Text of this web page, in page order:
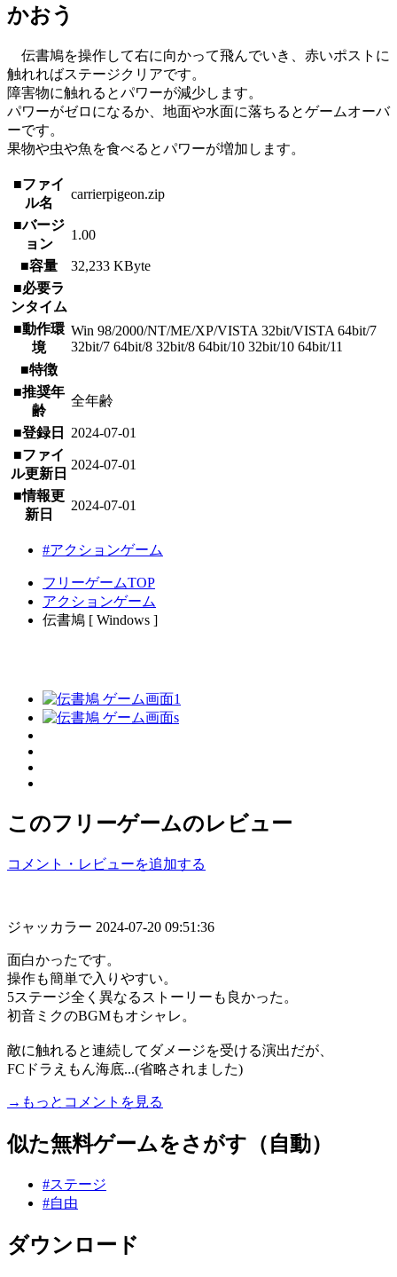
かおう
伝書鳩を操作して右に向かって飛んでいき、赤いポストに
触れればステージクリアです。
障害物に触れるとパワーが減少します。
パワーがゼロになるか、地面や水面に落ちるとゲームオーバ
ーです。
果物や虫や魚を食べるとパワーが増加します。
■ファイ
ル名
carrierpigeon.zip
■バージ
ョン
1.00
■容量
32,233 KByte
■必要ラ
ンタイム
■動作環
境
Win 98/2000/NT/ME/XP/VISTA 32bit/VISTA 64bit/7
32bit/7 64bit/8 32bit/8 64bit/10 32bit/10 64bit/11
■特徴
■推奨年
齢
全年齢
■登録日
2024-07-01
■ファイ
ル更新日
2024-07-01
■情報更
新日
2024-07-01
#アクションゲーム
フリーゲームTOP
アクションゲーム
伝書鳩 [ Windows ]
このフリーゲームのレビュー
コメント・レビューを追加する
ジャッカラー 2024-07-20 09:51:36
面白かったです。
操作も簡単で入りやすい。
5ステージ全く異なるストーリーも良かった。
初音ミクのBGMもオシャレ。
敵に触れると連続してダメージを受ける演出だが、
FCドラえもん海底...(省略されました)
→もっとコメントを見る
似た無料ゲームをさがす（自動）
#ステージ
#自由
ダウンロード